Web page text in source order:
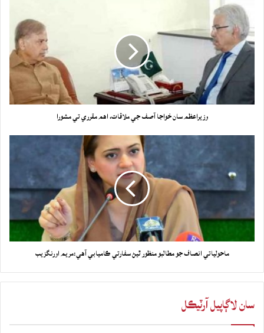
وزيراعظم سان خواجا آصف جي ملاقات، اهم مقرري تي مشورا
ماحولياتي انصاف جو مطالبو منظور ٿيڻ سفارتي ڪاميابي آهي:مريم اورنگزيب
سان لاڳاپيل آرٽيڪل